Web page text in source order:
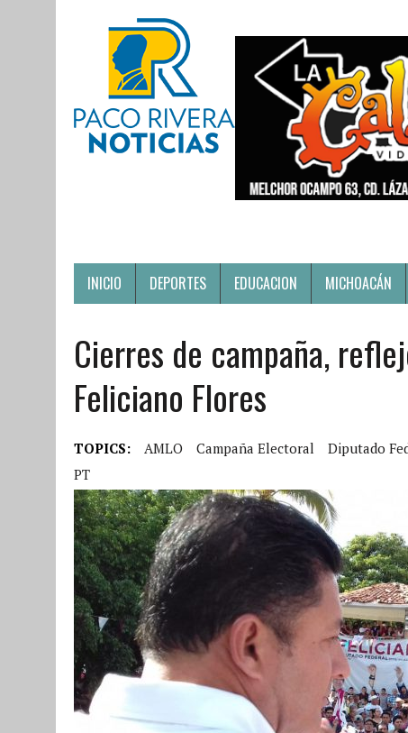
INICIO DEPORTES EDUCACION MICHOACÁN
Cierres de campaña,
Feliciano Flores
TOPICS: AMLO Campaña Electoral Diputado
PT